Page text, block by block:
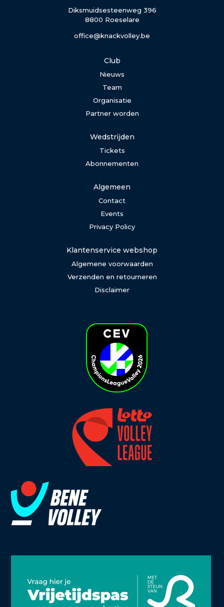
Diksmuidsesteenweg 396
8800 Roeselare
office@knackvolley.be
Club
Nieuws
Team
Organisatie
Partner worden
Wedstrijden
Tickets
Abonnementen
Algemeen
Contact
Events
Privacy Policy
Klantenservice webshop
Algemene voorwaarden
Verzenden en retourneren
Disclaimer